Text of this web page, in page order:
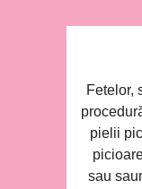
Fetelor,
pielii
sau